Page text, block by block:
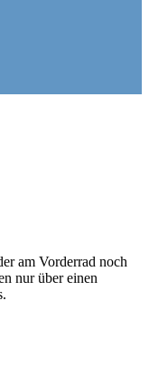
am Vorderrad noch
nur über einen